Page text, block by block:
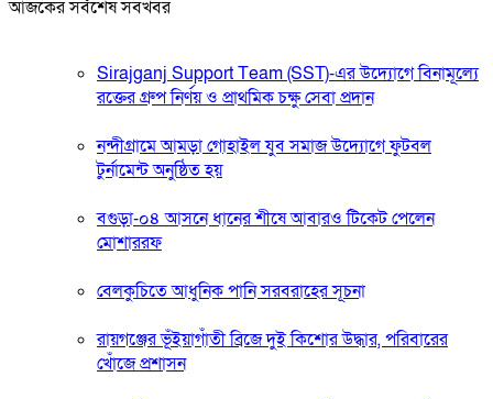
আজকের সর্বশেষ সবখবর
Sirajganj Support Team (SST)-এর উদ্যোগে বিনামূল্যে
রক্তের গ্রুপ নির্ণয় ও প্রাথমিক চক্ষু সেবা প্রদান
নন্দীগ্রামে আমড়া গোহাইল যুব সমাজ উদ্যোগে ফুটবল
টুর্নামেন্ট অনুষ্ঠিত হয়
বগুড়া-০৪ আসনে ধানের শীষে আবারও টিকেট পেলেন
মোশাররফ
বেলকুচিতে আধুনিক পানি সরবরাহের সূচনা
রায়গঞ্জের ভূঁইয়াগাঁতী ব্রিজে দুই কিশোর উদ্ধার, পরিবারের
খোঁজে প্রশাসন